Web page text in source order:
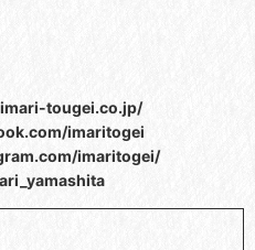
tougei.co.jp/
imaritogei
imaritogei/